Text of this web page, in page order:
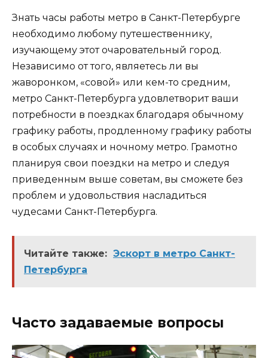
Знать часы работы метро в Санкт-Петербурге
необходимо любому путешественнику,
изучающему этот очаровательный город.
Независимо от того, являетесь ли вы
жаворонком, «совой» или кем-то средним,
метро Санкт-Петербурга удовлетворит ваши
потребности в поездках благодаря обычному
графику работы, продленному графику работы
в особых случаях и ночному метро. Грамотно
планируя свои поездки на метро и следуя
приведенным выше советам, вы сможете без
проблем и удовольствия насладиться
чудесами Санкт-Петербурга.
Читайте также: Эскорт в метро Санкт-
Петербурга
Часто задаваемые вопросы